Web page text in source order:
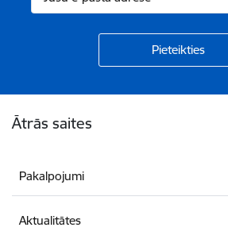
Ātrās saites
Pakalpojumi
Aktualitātes